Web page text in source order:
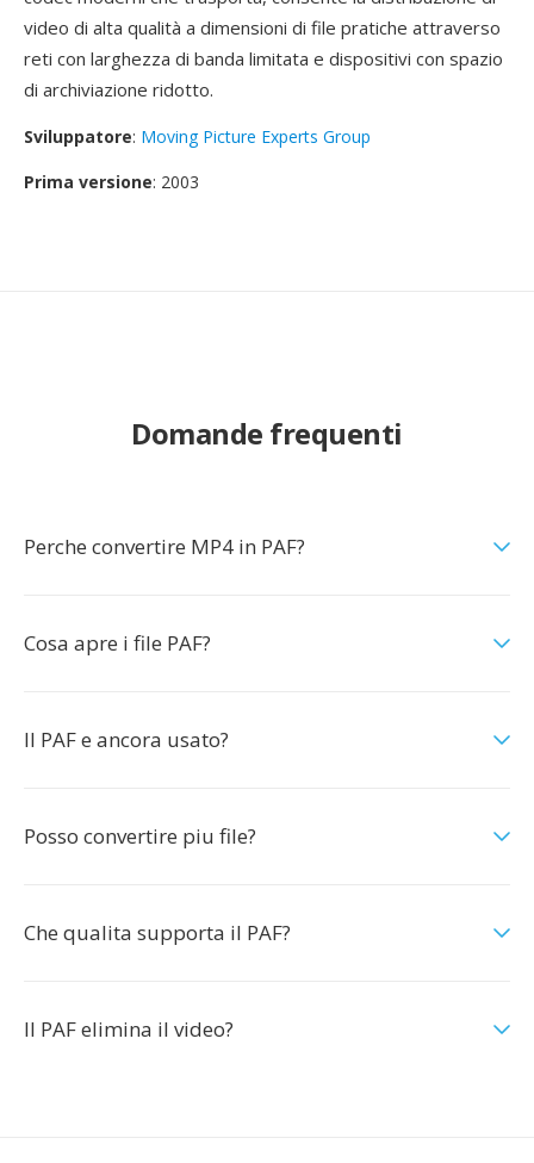
video di alta qualità a dimensioni di file pratiche attraverso
reti con larghezza di banda limitata e dispositivi con spazio
di archiviazione ridotto.
Sviluppatore: Moving Picture Experts Group
Prima versione: 2003
Domande frequenti
Perche convertire MP4 in PAF?
Cosa apre i file PAF?
Il PAF e ancora usato?
Posso convertire piu file?
Che qualita supporta il PAF?
Il PAF elimina il video?